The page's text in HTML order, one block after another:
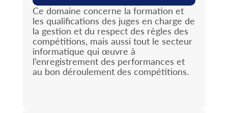
Ce domaine concerne la formation et
les qualifications des juges en charge de
la gestion et du respect des règles des
compétitions, mais aussi tout le secteur
informatique qui œuvre à
l’enregistrement des performances et
au bon déroulement des compétitions.